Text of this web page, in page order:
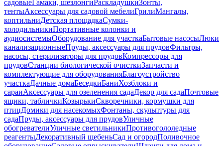
садовыеГамаки, шезлонгиРаскладушкиЗонты,
тентыАксессуары для садовой мебелиГрилиМангалы,
коптильниДетская площадкаСумки-
холодильникиПортативные колонки и
аудиосистемыОборудование для участкаБытовые насосыЛюки
канализационныеПруды, аксессуары для прудовФильтры,
насосы, стерилизаторы для прудовКомпрессоры для
прудовСтанции биологической очисткиЗапчасти и
комплектующие для оборудованияБлагоустройство
участкаДачные домаБеседкиБаниХозблоки и
сараиАксессуары для озеленения садаДекор для садаПочтовые
ящики, табличкиКозырькиСкворечники, кормушки для
птицДомики для насекомыхФонтаны, скульптуры для
садаПруды, аксессуары для прудовУличные
обогревателиУличные светильникиПротивогололедные
реагентыДекоративный щебеньСад и огородПоливочное